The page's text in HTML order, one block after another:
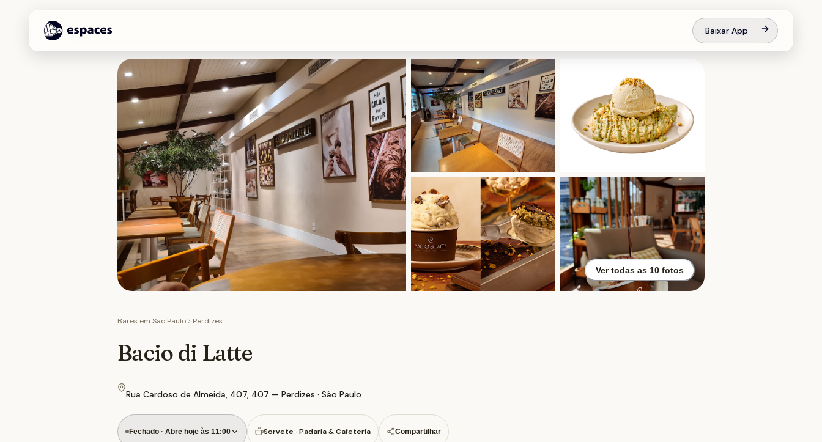
Baixar App
Ver todas as 10 fotos
Bares em São Paulo Perdizes
Bacio di Latte
Rua Cardoso de Almeida, 407, 407 — Perdizes · São Paulo
Fechado · Abre hoje às 11:00 Sorvete · Padaria & Cafeteria Compartilhar